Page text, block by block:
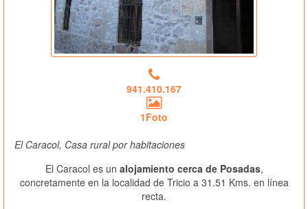
941.410.167
1Foto
El Caracol, Casa rural por habitaciones
El Caracol es un alojamiento cerca de Posadas,
concretamente en la localidad de Tricio a 31.51 Kms. en línea
recta.